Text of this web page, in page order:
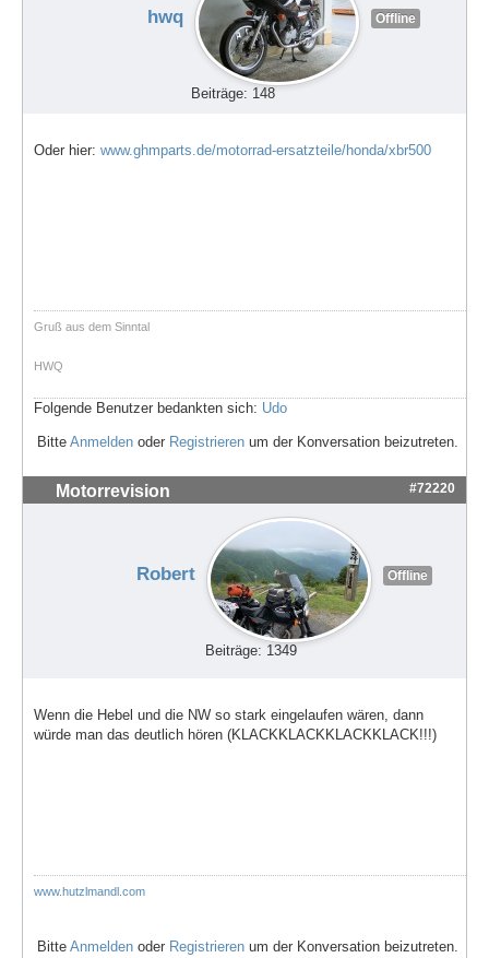
hwq Offline
Beiträge: 148
Oder hier: www.ghmparts.de/motorrad-ersatzteile/honda/xbr500
Gruß aus dem Sinntal
HWQ
Folgende Benutzer bedankten sich: Udo
Bitte Anmelden oder Registrieren um der Konversation beizutreten.
Motorrevision #72220
Robert Offline
Beiträge: 1349
Wenn die Hebel und die NW so stark eingelaufen wären, dann
würde man das deutlich hören (KLACKKLACKKLACKKLACK!!!)
www.hutzlmandl.com
Bitte Anmelden oder Registrieren um der Konversation beizutreten.